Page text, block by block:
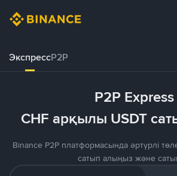
ЭкспрессP2P
P2P Express
CHF арқылы USDT
Binance P2P платформасында әртүрлі
сатып алыңыз және